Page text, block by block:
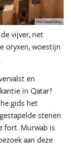
vijver, net
oryxen, woestijn
en
in Qatar?
gids het
stenen
fort. Murwab is
aan deze